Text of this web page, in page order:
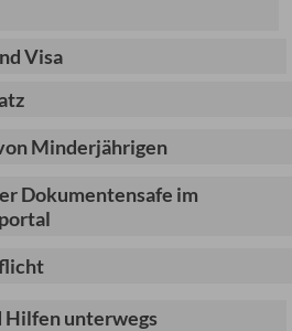
Visa
Minderjährigen
Dokumentensafe im
Hilfen unterwegs